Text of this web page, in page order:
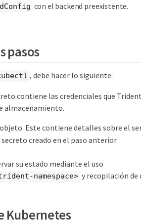
con el backend preexistente.
pasos
, debe hacer lo siguiente:
contiene las credenciales que
almacenamiento.
Este contiene detalles sobre el
creado en el paso anterior.
su estado mediante el uso
namespace> y recopilación de
Kubernetes